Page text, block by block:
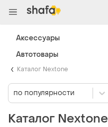
Каталог Nextone
Каталог Nextone
по популярности
Аксессуары
Автотовары